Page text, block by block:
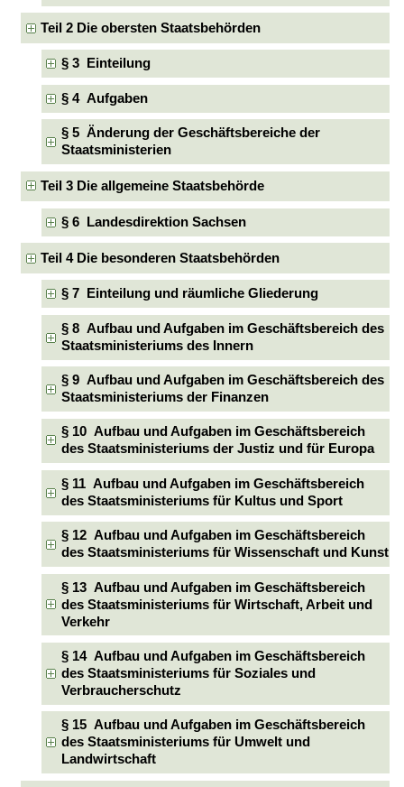
Teil 2 Die obersten Staatsbehörden
§ 3 Einteilung
§ 4 Aufgaben
§ 5 Änderung der Geschäftsbereiche der
Staatsministerien
Teil 3 Die allgemeine Staatsbehörde
§ 6 Landesdirektion Sachsen
Teil 4 Die besonderen Staatsbehörden
§ 7 Einteilung und räumliche Gliederung
§ 8 Aufbau und Aufgaben im Geschäftsbereich des
Staatsministeriums des Innern
§ 9 Aufbau und Aufgaben im Geschäftsbereich des
Staatsministeriums der Finanzen
§ 10 Aufbau und Aufgaben im Geschäftsbereich
des Staatsministeriums der Justiz und für Europa
§ 11 Aufbau und Aufgaben im Geschäftsbereich
des Staatsministeriums für Kultus und Sport
§ 12 Aufbau und Aufgaben im Geschäftsbereich
des Staatsministeriums für Wissenschaft und Kunst
§ 13 Aufbau und Aufgaben im Geschäftsbereich
des Staatsministeriums für Wirtschaft, Arbeit und
Verkehr
§ 14 Aufbau und Aufgaben im Geschäftsbereich
des Staatsministeriums für Soziales und
Verbraucherschutz
§ 15 Aufbau und Aufgaben im Geschäftsbereich
des Staatsministeriums für Umwelt und
Landwirtschaft